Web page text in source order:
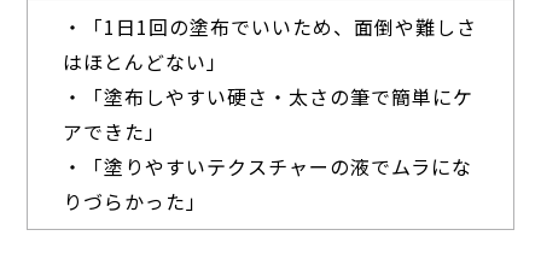
・「1日1回の塗布でいいため、面倒や難しさ
はほとんどない」
・「塗布しやすい硬さ・太さの筆で簡単にケ
アできた」
・「塗りやすいテクスチャーの液でムラにな
りづらかった」